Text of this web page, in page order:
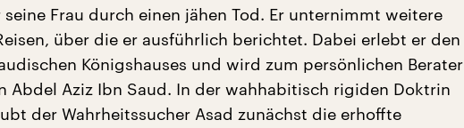
Frau durch einen jähen Tod. Er unternimmt weitere
über die er ausführlich berichtet. Dabei erlebt er den
Königshauses und wird zum persönlichen Berater
Abdel Aziz Ibn Saud. In der wahhabitisch rigiden Doktrin
der Wahrheitssucher Asad zunächst die erhoffte